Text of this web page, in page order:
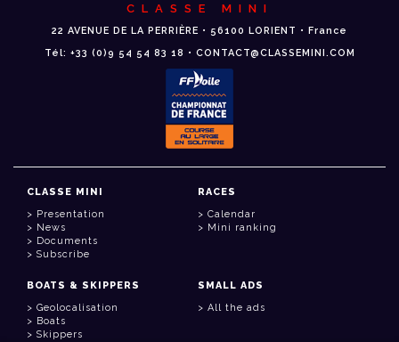
CLASSE MINI
22 AVENUE DE LA PERRIÈRE • 56100 LORIENT • France
Tél: +33 (0)9 54 54 83 18 • CONTACT@CLASSEMINI.COM
CLASSE MINI
Presentation
News
Documents
Subscribe
RACES
Calendar
Mini ranking
BOATS & SKIPPERS
Geolocalisation
Boats
Skippers
SMALL ADS
All the ads